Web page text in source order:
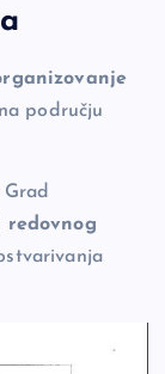
na području
Grad
redovnog